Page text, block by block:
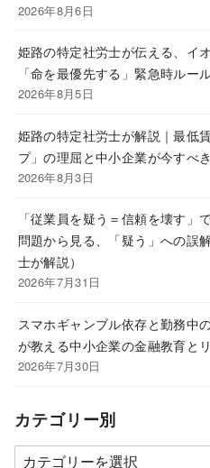
2026年8月6日
姫路の特定社労士が伝える、イ
「命を最優先する」緊急時ルー
2026年8月5日
姫路の特定社労士が解説｜最低
プ」の理屈と中小企業が今すべ
2026年8月3日
「従業員を疑う＝信頼を壊す」
問題から見る、「疑う」への誤
士が解説）
2026年7月31日
スマホギャンブル依存と勤務中
が教える中小企業の金融教育と
2026年7月30日
カテゴリー別
カ